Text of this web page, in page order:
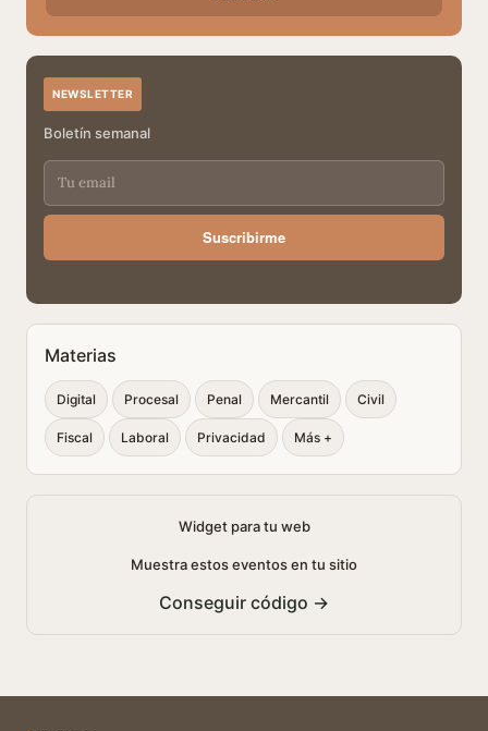
NEWSLETTER
Boletín semanal
Suscribirme
Materias
Digital Procesal Penal Mercantil Civil
Fiscal Laboral Privacidad Más +
Widget para tu web
Muestra estos eventos en tu sitio
Conseguir código →